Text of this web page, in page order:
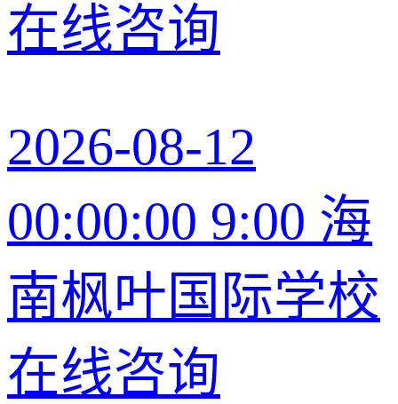
在线咨询
2026-08-12
00:00:00 9:00 海
南枫叶国际学校
在线咨询